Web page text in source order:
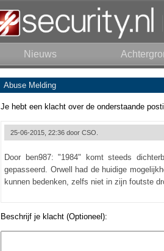
Nieuws
Abuse Melding
Je hebt een klacht over de onderstaande
25-06-2015, 22:36 door CSO.
Door ben987: "1984" komt steeds
gepasseerd. Orwell had de huidige
kunnen bedenken, zelfs niet in zijn foutste
Beschrijf je klacht (Optioneel):